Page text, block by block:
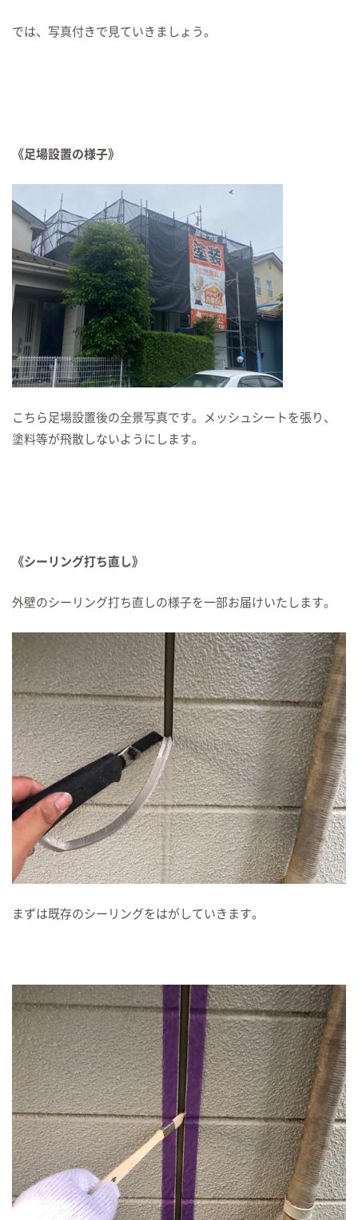
では、写真付きで見ていきましょう。
《足場設置の様子》
こちら足場設置後の全景写真です。メッシュシートを張り、
塗料等が飛散しないようにします。
《シーリング打ち直し》
外壁のシーリング打ち直しの様子を一部お届けいたします。
まずは既存のシーリングをはがしていきます。